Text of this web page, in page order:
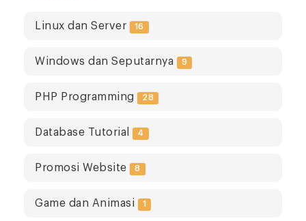
Linux dan Server 16
Windows dan Seputarnya 9
PHP Programming 28
Database Tutorial 4
Promosi Website 8
Game dan Animasi 1